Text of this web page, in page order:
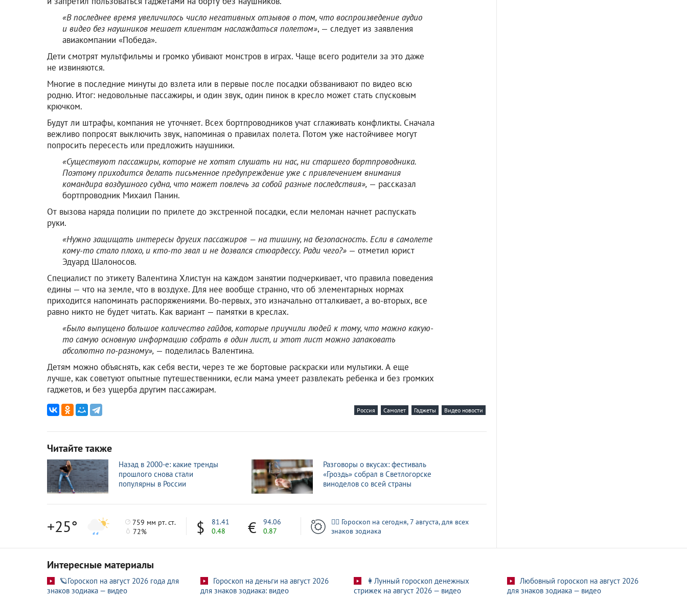
«В последнее время увеличилось число негативных отзывов о том, что воспроизведение аудио
и видео без наушников мешает клиентам наслаждаться полетом», — следует из заявления
авиакомпании «Победа».
Дети смотрят мультфильмы и громко убивают монстров в играх. Чаще всего родители за это даже
не извиняются.
Многие в последние минуты до взлета или в первые после посадки обзванивают по видео всю
родню. Итог: недовольные пассажиры, и один звук, один пинок в кресло может стать спусковым
крючком.
Будут ли штрафы, компания не уточняет. Всех бортпроводников учат сглаживать конфликты. Сначала
вежливо попросят выключить звук, напоминая о правилах полета. Потом уже настойчивее могут
попросить пересесть или предложить наушники.
«Существуют пассажиры, которые не хотят слушать ни нас, ни старшего бортпроводника.
Поэтому приходится делать письменное предупреждение уже с привлечением внимания
командира воздушного судна, что может повлечь за собой разные последствия», — рассказал
бортпроводник Михаил Панин.
От вызова наряда полиции по прилете до экстренной посадки, если меломан начнет распускать
руки.
«Нужно защищать интересы других пассажиров — на тишину, на безопасность. Если в самолете
кому-то стало плохо, и кто-то звал и не дозвался стюардессу. Ради чего?» — отметил юрист
Эдуард Шалоносов.
Специалист по этикету Валентина Хлистун на каждом занятии подчеркивает, что правила поведения
едины — что на земле, что в воздухе. Для нее вообще странно, что об элементарных нормах
приходится напоминать распоряжениями. Во-первых, это изначально отталкивает, а во-вторых, все
равно никто не будет читать. Как вариант — памятки в креслах.
«Было выпущено большое количество гайдов, которые приучили людей к тому, что можно какую-
то самую основную информацию собрать в один лист, и этот лист можно запаковать
абсолютно по-разному», — поделилась Валентина.
Детям можно объяснять, как себя вести, через те же бортовые раскраски или мультики. А еще
лучше, как советуют опытные путешественники, если мама умеет развлекать ребенка и без громких
гаджетов, и без ущерба другим пассажирам.
Россия Самолет Гаджеты Видео новости
Читайте также
Назад в 2000-е: какие тренды
прошлого снова стали
популярны в России
Разговоры о вкусах: фестиваль
«Гроздь» собрал в Светлогорске
виноделов со всей страны
+25°
759 мм рт. ст.
72%
81.41
0.48
94.06
0.87
🧙‍♀ Гороскоп на сегодня, 7 августа, для всех
знаков зодиака
Интересные материалы
🪐Гороскоп на август 2026 года для
знаков зодиака — видео
Гороскоп на деньги на август 2026
для знаков зодиака: видео
👩Лунный гороскоп денежных
стрижек на август 2026 — видео
Любовный гороскоп на август 2026
для знаков зодиака — видео